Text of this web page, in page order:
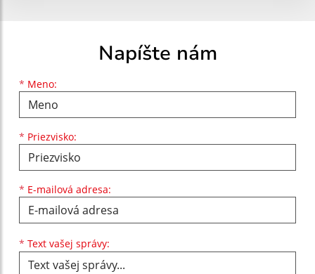
Napíšte nám
* Meno:
Meno
* Priezvisko:
Priezvisko
* E-mailová adresa:
E-mailová adresa
* Text vašej správy: